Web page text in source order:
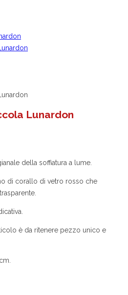
Lunardon
della soffiatura a lume.
di corallo di vetro rosso che
è da ritenere pezzo unico e